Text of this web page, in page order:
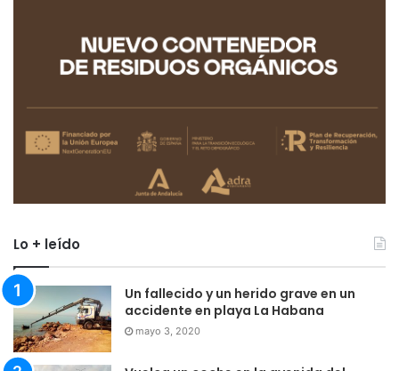
Lo + leído
Un fallecido y un herido grave en un
accidente en playa La Habana
mayo 3, 2020